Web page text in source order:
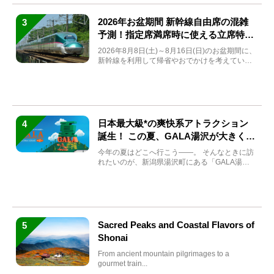
3
2026年お盆期間 新幹線自由席の混雑
予測！指定席満席時に使える立席特急
券も解説
2026年8月8日(土)～8月16日(日)のお盆期間に、
新幹線を利用して帰省やおでかけを考えている
4
日本最大級*の爽快系アトラクション
誕生！ この夏、GALA湯沢が大きく生
まれ変わる
今年の夏はどこへ行こう――。 そんなときに訪
れたいのが、新潟県湯沢町にある「GALA湯
5
Sacred Peaks and Coastal Flavors of
Shonai
From ancient mountain pilgrimages to a
gourmet train...